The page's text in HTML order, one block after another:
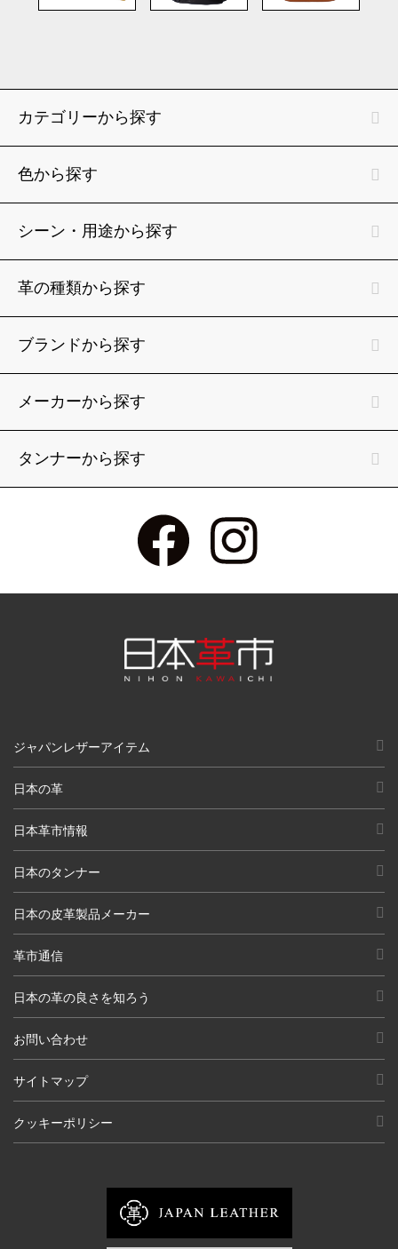
カテゴリーから探す
色から探す
シーン・用途から探す
革の種類から探す
ブランドから探す
メーカーから探す
タンナーから探す
ジャパンレザーアイテム
日本の革
日本革市情報
日本のタンナー
日本の皮革製品メーカー
革市通信
日本の革の良さを知ろう
お問い合わせ
サイトマップ
クッキーポリシー